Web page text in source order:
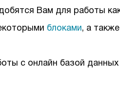
Вам для работы
блоками, а
с онлайн базой